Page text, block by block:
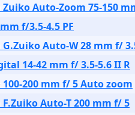
Auto-Zoom 75-150
f/3.5-4.5 PF
Auto-W 28 mm f/
14-42 mm f/ 3.5-5.6 II R
200 mm f/ 5 Auto zoom
Auto-T 200 mm f/ 5